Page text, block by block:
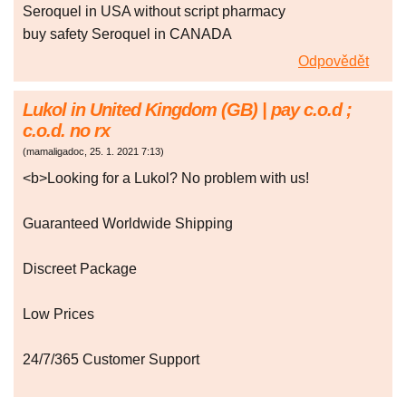
Seroquel in USA without script pharmacy
buy safety Seroquel in CANADA
Odpovědět
Lukol in United Kingdom (GB) | pay c.o.d ;
c.o.d. no rx
(mamaligadoc, 25. 1. 2021 7:13)
<b>Looking for a Lukol? No problem with us!
Guaranteed Worldwide Shipping
Discreet Package
Low Prices
24/7/365 Customer Support